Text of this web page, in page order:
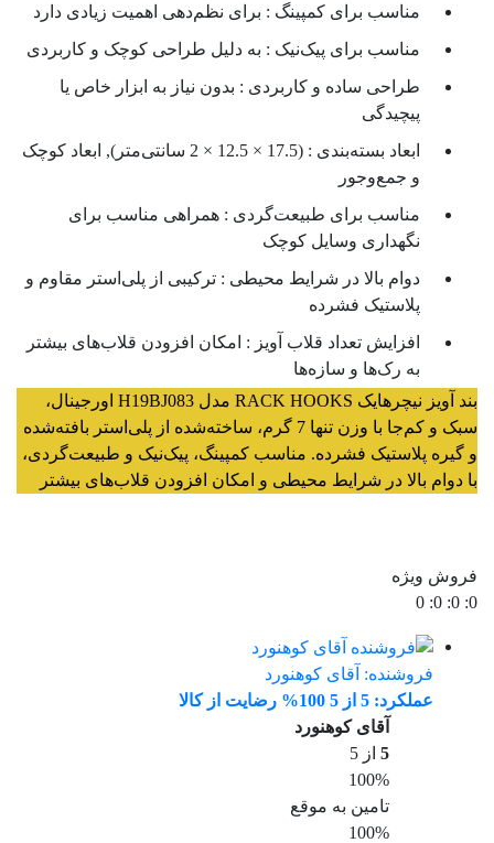
مناسب برای کمپینگ : برای نظم‌دهی اهمیت زیادی دارد
مناسب برای پیک‌نیک : به دلیل طراحی کوچک و کاربردی
طراحی ساده و کاربردی : بدون نیاز به ابزار خاص یا
پیچیدگی
ابعاد بسته‌بندی :
(17.5 × 12.5 × 2 سانتی‌متر), ابعاد کوچک
و جمع‌وجور
مناسب برای طبیعت‌گردی : همراهی مناسب برای
نگهداری وسایل کوچک
دوام بالا در شرایط محیطی : ترکیبی از پلی‌استر مقاوم و
پلاستیک فشرده
افزایش تعداد قلاب آویز : امکان افزودن قلاب‌های بیشتر
به رک‌ها و سازه‌ها
بند آویز نیچرهایک RACK HOOKS مدل H19BJ083 اورجینال،
سبک و کم‌جا با وزن تنها 7 گرم، ساخته‌شده از پلی‌استر بافته‌شده
و گیره پلاستیک فشرده. مناسب کمپینگ، پیک‌نیک و طبیعت‌گردی،
با دوام بالا در شرایط محیطی و امکان افزودن قلاب‌های بیشتر
فروش ویژه
0
:
0
:
0
:
0
فروشنده: آقای کوهنورد
عملکرد: 5 از 5
100% رضایت از کالا
آقای کوهنورد
5 از 5
100%
تامین به موقع
100%